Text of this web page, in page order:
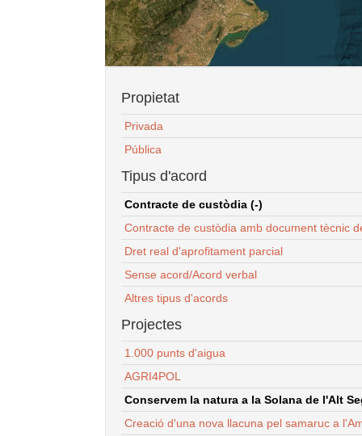
Propietat
Privada
Pública
Tipus d'acord
Contracte de custòdia (-)
Contracte de custòdia amb document tècnic
Dret real d'aprofitament parcial
Sense acord/Acord verbal
Altres tipus d'acords
Projectes
1.000 punts d'aigua
AGRI4POL
Conservem la natura a la Solana de l'Alt
Creació d'una nova llacuna pel samaruc a